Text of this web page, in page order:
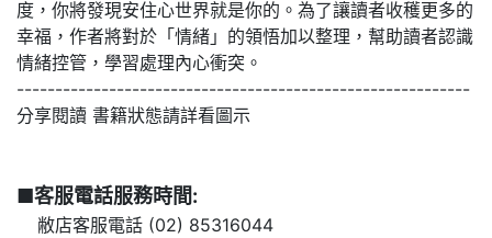
度，你將發現安住心世界就是你的。為了讓讀者收穫更多的
幸福，作者將對於「情緒」的領悟加以整理，幫助讀者認識
情緒控管，學習處理內心衝突。
-----------------------------------------------------------
分享閱讀 書籍狀態請詳看圖示
■客服電話服務時間:
敝店客服電話 (02) 85316044